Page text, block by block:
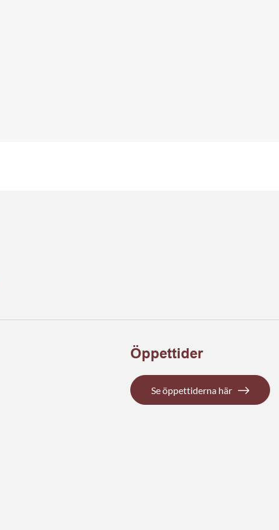
Öppettider
Se öppettiderna här